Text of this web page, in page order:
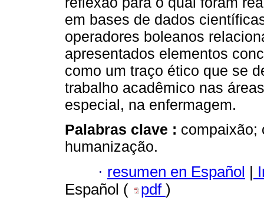
em bases de dados
operadores boleanos
apresentados elementos
como um traço ético que se
trabalho acadêmico nas
especial, na enfermagem.
Palabras clave : compaixão;
humanização.
· resumen en Español |
Español (
pdf )